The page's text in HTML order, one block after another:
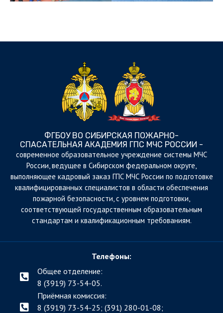
ФГБОУ ВО СИБИРСКАЯ ПОЖАРНО-
СПАСАТЕЛЬНАЯ АКАДЕМИЯ ГПС МЧС РОССИИ -
cовременное образовательное учреждение системы МЧС
России, ведущее в Сибирском федеральном округе,
выполняющее кадровый заказ ГПС МЧС России по подготовке
квалифицированных специалистов в области обеспечения
пожарной безопасности, с уровнем подготовки,
соответствующей государственным образовательным
стандартам и квалификационным требованиям.
Телефоны:
Общее отделение:
8 (3919) 73-54-05.
Приёмная комиссия:
8 (3919) 73-54-25; (391) 280-01-08;